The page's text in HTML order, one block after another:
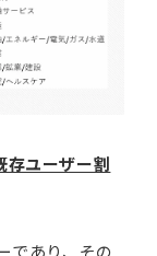
存ユーザー割
であり、その